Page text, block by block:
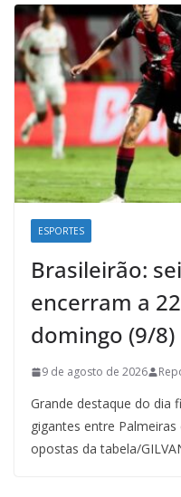
ESPORTES
Brasileirão:
encerram a
domingo (9/8)
9 de agosto de 2026
Grande destaque do dia
gigantes entre
opostas da tabela/